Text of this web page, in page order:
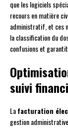
que les logiciels
recours en matière
administratif, et ces
la classification du
confusions et
suivi
Lafacturation
gestion